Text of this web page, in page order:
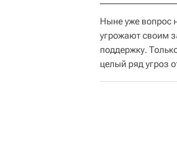
Ныне уже вопрос
угрожают своим
поддержку.
целый ряд угроз